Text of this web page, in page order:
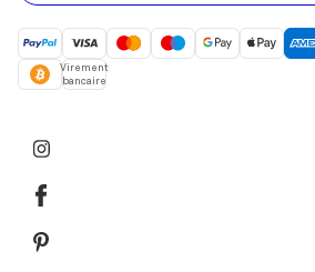
Virement
bancaire